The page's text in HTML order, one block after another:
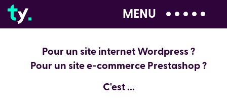
04 28 99 00 80
MENU
Pour un site internet Wordpress ?
Pour un site e-commerce Prestashop ?
C'est ...